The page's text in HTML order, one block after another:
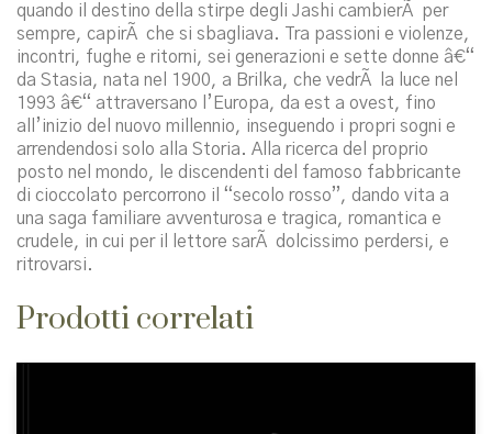
quando il destino della stirpe degli Jashi cambierÃ per
sempre, capirÃ che si sbagliava. Tra passioni e violenze,
incontri, fughe e ritorni, sei generazioni e sette donne â€“
da Stasia, nata nel 1900, a Brilka, che vedrÃ la luce nel
1993 â€“ attraversano l’Europa, da est a ovest, fino
all’inizio del nuovo millennio, inseguendo i propri sogni e
arrendendosi solo alla Storia. Alla ricerca del proprio
posto nel mondo, le discendenti del famoso fabbricante
di cioccolato percorrono il “secolo rosso”, dando vita a
una saga familiare avventurosa e tragica, romantica e
crudele, in cui per il lettore sarÃ dolcissimo perdersi, e
ritrovarsi.
Prodotti correlati